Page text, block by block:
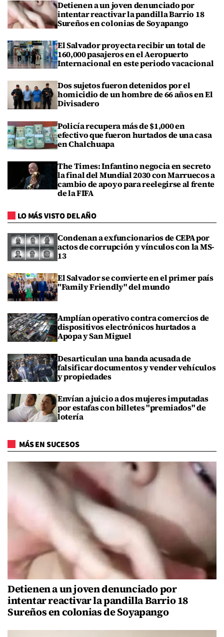
Detienen a un joven denunciado por
intentar reactivar la pandilla Barrio 18
Sureños en colonias de Soyapango
El Salvador proyecta recibir un total de
160,000 pasajeros en el Aeropuerto
Internacional en este periodo vacacional
Dos sujetos fueron detenidos por el
homicidio de un hombre de 66 años en El
Divisadero
Policía recupera más de $1,000 en
efectivo que fueron hurtados de una casa
en Chalchuapa
The Times: Infantino negocia en secreto
la final del Mundial 2030 con Marruecos a
cambio de apoyo para reelegirse al frente
de la FIFA
LO MÁS VISTO DEL AÑO
Condenan a exfuncionarios de CEPA por
actos de corrupción y vínculos con la MS-
13
El Salvador se convierte en el primer país
"Family Friendly" del mundo
Amplían operativo contra comercios de
dispositivos electrónicos hurtados a
Apopa y San Miguel
Desarticulan una banda acusada de
falsificar documentos y vender vehículos
y propiedades
Envían a juicio a dos mujeres imputadas
por estafas con billetes "premiados" de
lotería
MÁS EN SUCESOS
Detienen a un joven denunciado por
intentar reactivar la pandilla Barrio 18
Sureños en colonias de Soyapango